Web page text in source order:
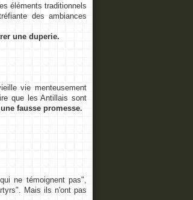
éléments traditionnels
des ambiances
une duperie.
vie menteusement
que les Antillais sont
fausse promesse.
ne témoignent pas",
Mais ils n'ont pas